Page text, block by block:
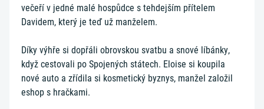
večeří v jedné malé hospůdce s tehdejším přítelem
Davidem, který je teď už manželem.
Díky výhře si dopřáli obrovskou svatbu a snové líbánky,
když cestovali po Spojených státech. Eloise si koupila
nové auto a zřídila si kosmetický byznys, manžel založil
eshop s hračkami.